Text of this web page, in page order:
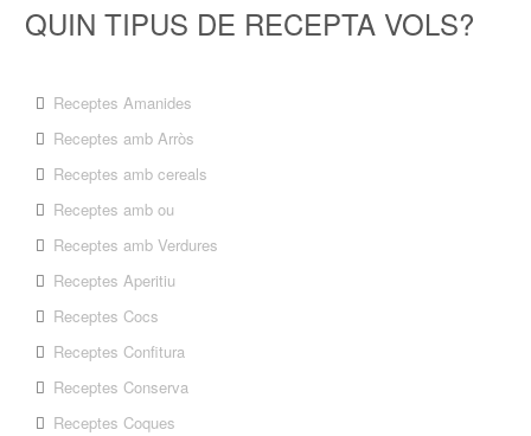
QUIN TIPUS DE RECEPTA VOLS?
Receptes Amanides
Receptes amb Arròs
Receptes amb cereals
Receptes amb ou
Receptes amb Verdures
Receptes Aperitiu
Receptes Cocs
Receptes Confitura
Receptes Conserva
Receptes Coques